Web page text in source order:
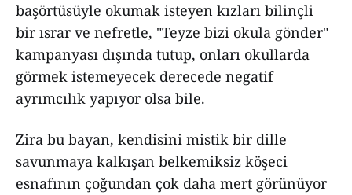
başörtüsüyle okumak isteyen kızları bilinçli
bir ısrar ve nefretle, "Teyze bizi okula gönder"
kampanyası dışında tutup, onları okullarda
görmek istemeyecek derecede negatif
ayrımcılık yapıyor olsa bile.
Zira bu bayan, kendisini mistik bir dille
savunmaya kalkışan belkemiksiz köşeci
esnafının çoğundan çok daha mert görünüyor